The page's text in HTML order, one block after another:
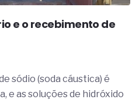
e o recebimento de
sódio (soda cáustica) é
e as soluções de hidróxido